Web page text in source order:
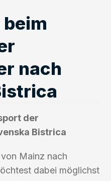
beim
nach
der
Bistrica
Mainz nach
dabei möglichst